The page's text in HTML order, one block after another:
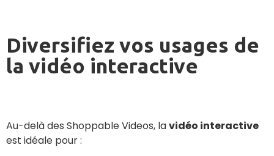
Diversifiez vos usages de
la vidéo interactive
Au-delà des Shoppable Videos, lavidéo interactive
est idéale pour :